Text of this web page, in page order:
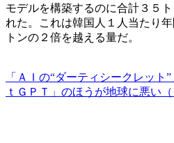
モデルを構築するのに合計３５
れた。これは韓国人１人当たり
トンの２倍を越える量だ。
「ＡＩの“ダーティシークレッ
ｔＧＰＴ」のほうが地球に悪い（